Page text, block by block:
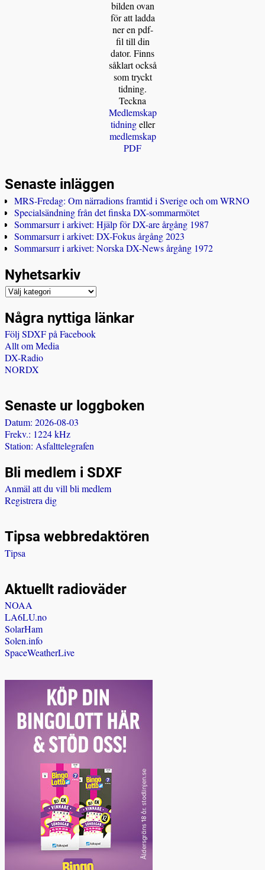
bilden ovan
för att ladda
ner en pdf-
fil till din
dator. Finns
såklart också
som tryckt
tidning.
Teckna
Medlemskap
tidningeller
medlemskap
PDF
Senaste inläggen
MRS-Fredag: Om närradions framtid i Sverige och om WRNO
Specialsändning från det finska DX-sommarmötet
Sommarsurr i arkivet: Hjälp för DX-are årgång 1987
Sommarsurr i arkivet: DX-Fokus årgång 2023
Sommarsurr i arkivet: Norska DX-News årgång 1972
Nyhetsarkiv
Några nyttiga länkar
Följ SDXF på Facebook
Allt om Media
DX-Radio
NORDX
Senaste ur loggboken
Datum: 2026-08-03
Frekv.: 1224 kHz
Station: Asfalttelegrafen
Bli medlem i SDXF
Anmäl att du vill bli medlem
Registrera dig
Tipsa webbredaktören
Tipsa
Aktuellt radioväder
NOAA
LA6LU.no
SolarHam
Solen.info
SpaceWeatherLive